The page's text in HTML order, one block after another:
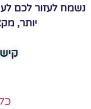
נשמח לעזור לכם
יותר,